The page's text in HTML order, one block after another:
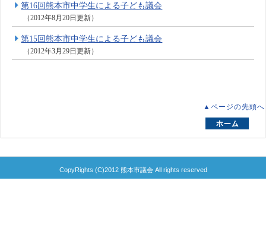
第16回熊本市中学生による子ども議会
（2012年8月20日更新）
第15回熊本市中学生による子ども議会
（2012年3月29日更新）
▲ページの先頭へ
CopyRights (C)2012 熊本市議会 All rights reserved